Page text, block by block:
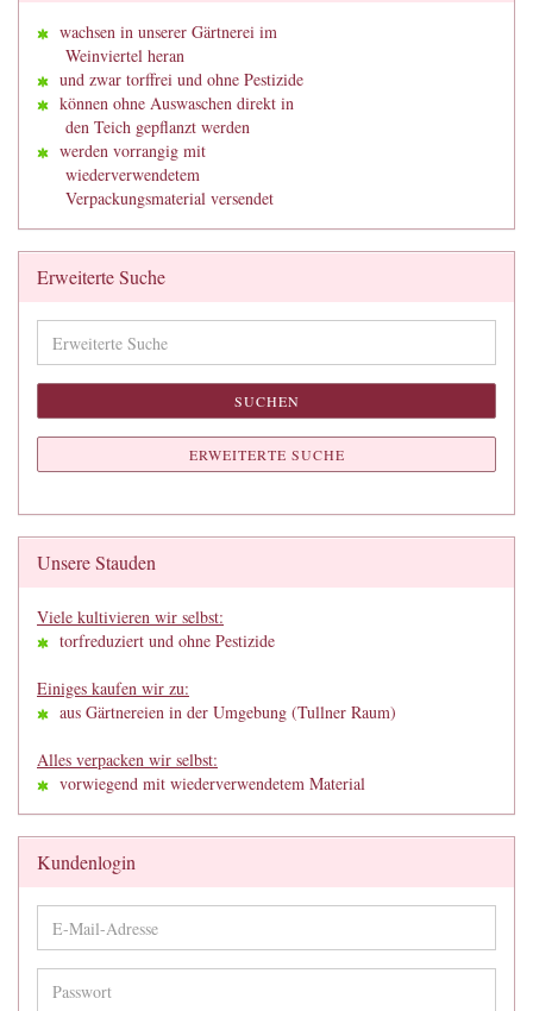
wachsen in unserer Gärtnerei im
Weinviertel heran
und zwar torffrei und ohne Pestizide
können ohne Auswaschen direkt in
den Teich gepflanzt werden
werden vorrangig mit
wiederverwendetem
Verpackungsmaterial versendet
Erweiterte Suche
Suche
SUCHEN
ERWEITERTE SUCHE
Unsere Stauden
Viele kultivieren wir selbst:
torfreduziert und ohne Pestizide
Einiges kaufen wir zu:
aus Gärtnereien in der Umgebung (Tullner Raum)
Alles verpacken wir selbst:
vorwiegend mit wiederverwendetem Material
Kundenlogin
E-
Mail-
Adresse
Passwort